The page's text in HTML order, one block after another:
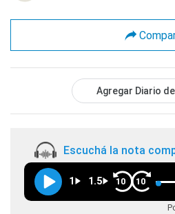
Agregar Diario
Escuchá la nota
1 1.5 10 10